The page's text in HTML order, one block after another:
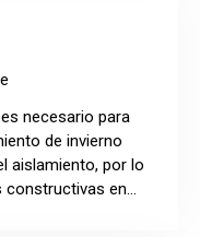
necesario para
de invierno
aislamiento, por lo
constructivas en…